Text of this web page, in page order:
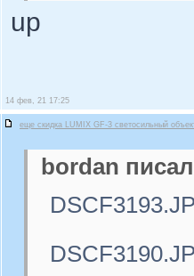
up
14 фев, 21 17:25
еще скидка LUMIX GF-3 светосильный
bordan